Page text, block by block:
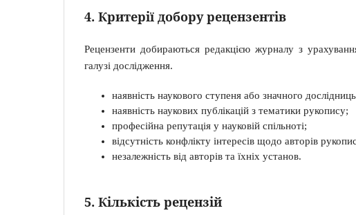
4. Критерії добору рецензентів
Рецензенти добираються редакцією журналу з
галузі дослідження.
наявність наукового ступеня або значного
наявність наукових публікацій з тематики рукопису;
професійна репутація у науковій спільноті;
відсутність конфлікту інтересів щодо авторів
незалежність від авторів та їхніх установ.
5. Кількість рецензій